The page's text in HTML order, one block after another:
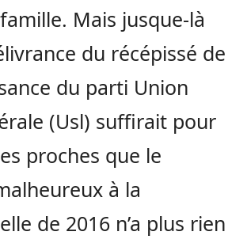
Mais jusque-là
du récépissé de
du parti Union
(Usl) suffirait pour
proches que le
à la
de 2016 n’a plus rien